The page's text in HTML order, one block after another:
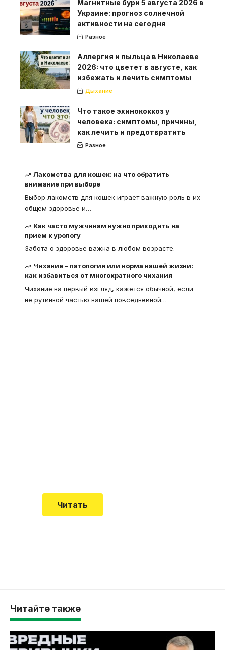
Магнитные бури 5 августа 2026 в
Украине: прогноз солнечной
активности на сегодня
Разное
Аллергия и пыльца в Николаеве
2026: что цветет в августе, как
избежать и лечить симптомы
Дыхание
Что такое эхинококкоз у
человека: симптомы, причины,
как лечить и предотвратить
Разное
Лакомства для кошек: на что обратить
внимание при выборе
Выбор лакомств для кошек играет важную роль в их
общем здоровье и…
Как часто мужчинам нужно приходить на
прием к урологу
Забота о здоровье важна в любом возрасте.
Чихание – патология или норма нашей жизни:
как избавиться от многократного чихания
Чихание на первый взгляд, кажется обычной, если
не рутинной частью нашей повседневной…
Читать
Читайте также